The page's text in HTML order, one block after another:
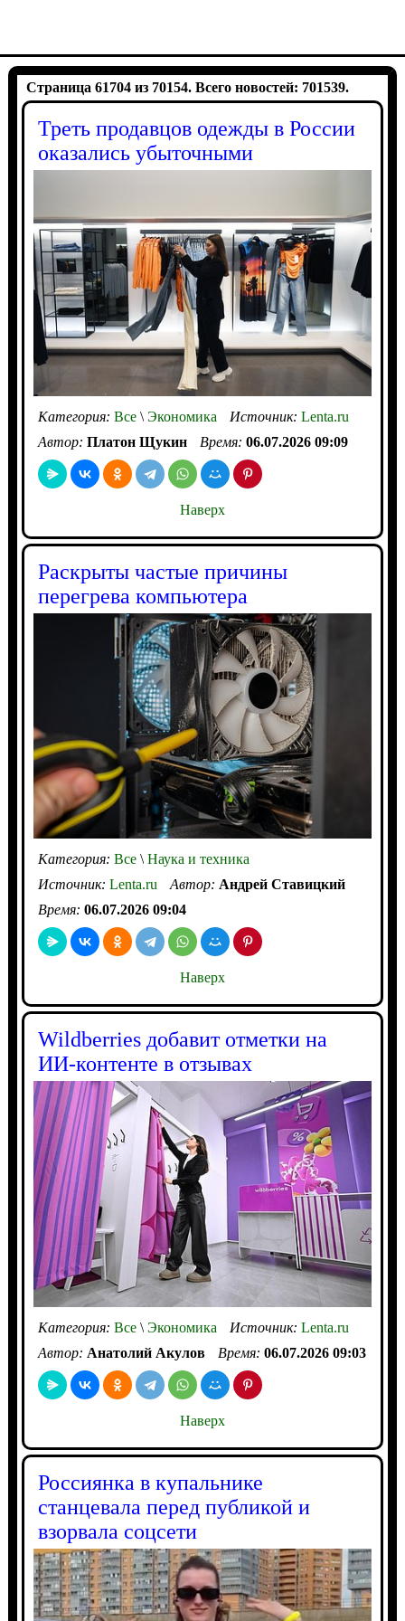
Страница 61704 из 70154. Всего новостей: 701539.
Треть продавцов одежды в России
оказались убыточными
Категория: Все\Экономика Источник: Lenta.ru
Автор: Платон Щукин Время: 06.07.2026 09:09
Наверх
Раскрыты частые причины
перегрева компьютера
Категория: Все\Наука и техника
Источник: Lenta.ru Автор: Андрей Ставицкий
Время: 06.07.2026 09:04
Наверх
Wildberries добавит отметки на
ИИ-контенте в отзывах
Категория: Все\Экономика Источник: Lenta.ru
Автор: Анатолий Акулов Время: 06.07.2026 09:03
Наверх
Россиянка в купальнике
станцевала перед публикой и
взорвала соцсети